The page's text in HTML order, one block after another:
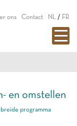
ons Contact NL / FR
en omstellen
programma